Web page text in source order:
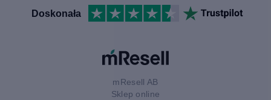
Doskonała
mResell AB
Sklep online